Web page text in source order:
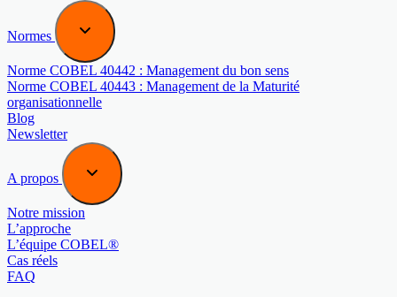
Normes
Norme COBEL 40442 : Management du bon sens
Norme COBEL 40443 : Management de la Maturité
organisationnelle
Blog
Newsletter
A propos
Notre mission
L’approche
L’équipe COBEL®
Cas réels
FAQ